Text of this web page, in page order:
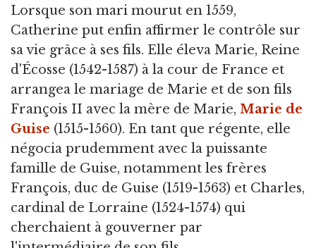
Lorsque son mari mourut en 1559,
Catherine put enfin affirmer le contrôle sur
sa vie grâce à ses fils. Elle éleva Marie, Reine
d'Écosse (1542-1587) à la cour de France et
arrangea le mariage de Marie et de son fils
François II avec la mère de Marie, Marie de
Guise (1515-1560). En tant que régente, elle
négocia prudemment avec la puissante
famille de Guise, notamment les frères
François, duc de Guise (1519-1563) et Charles,
cardinal de Lorraine (1524-1574) qui
cherchaient à gouverner par